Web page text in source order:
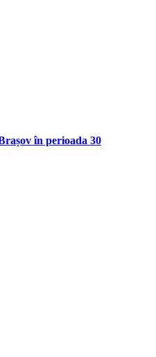
în perioada 30